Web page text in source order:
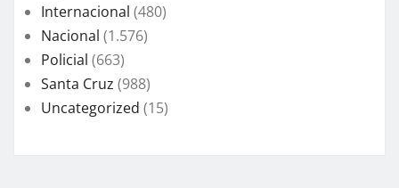
Internacional (480)
Nacional (1.576)
Policial (663)
Santa Cruz (988)
Uncategorized (15)